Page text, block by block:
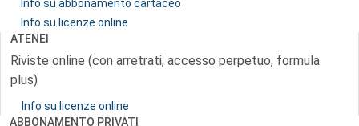
Info su abbonamento cartaceo
Info su licenze online
ATENEI
Riviste online (con arretrati, accesso perpetuo, formula
plus)
Info su licenze online
ABBONAMENTO PRIVATI